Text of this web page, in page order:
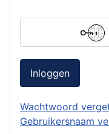
Inloggen
Wachtwoord
Gebruikersnaam